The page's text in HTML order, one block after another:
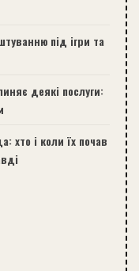
під ігри та
деякі послуги:
хто і коли їх почав